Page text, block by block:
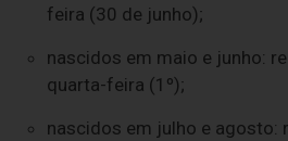
feira (30 de junho);
nascidos em maio e junho:
quarta-feira (1º);
nascidos em julho e agosto: